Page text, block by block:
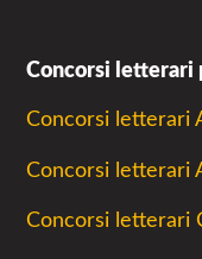
Concorsi letterari
Concorsi letterari
Concorsi letterari
Concorsi letterari